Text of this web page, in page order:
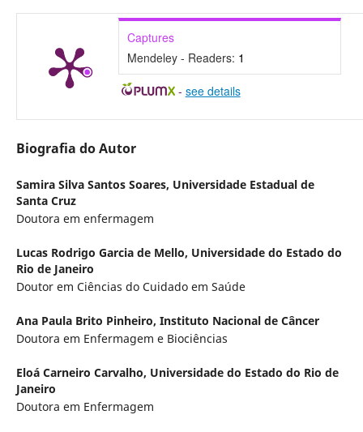
Captures
Mendeley - Readers: 1
- see details
Biografia do Autor
Samira Silva Santos Soares, Universidade Estadual de
Santa Cruz
Doutora em enfermagem
Lucas Rodrigo Garcia de Mello, Universidade do Estado do
Rio de Janeiro
Doutor em Ciências do Cuidado em Saúde
Ana Paula Brito Pinheiro, Instituto Nacional de Câncer
Doutora em Enfermagem e Biociências
Eloá Carneiro Carvalho, Universidade do Estado do Rio de
Janeiro
Doutora em Enfermagem